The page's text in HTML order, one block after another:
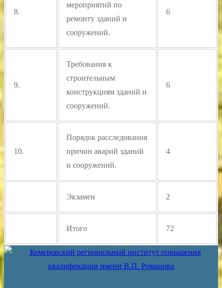
8.
мероприятий по
ремонту зданий и
сооружений.
6
9.
Требования к
строительным
конструкциям зданий и
сооружений.
6
10.
Порядок расследования
причин аварий зданий
и сооружений.
4
Экзамен 2
Итого 72